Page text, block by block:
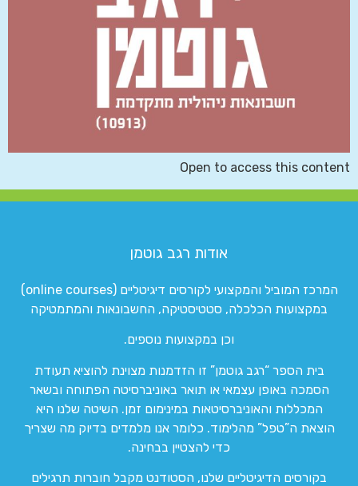
Open to access this content
אודות רגב גוטמן
המרכז המוביל והמקצועי לקורסים דיגיטליים (online courses)
במקצועות הכלכלה, סטטיסטיקה, החשבונאות והמתמטיקה
וכן במקצועות נוספים.
בית הספר “רגב גוטמן” זו הזדמנות מצוינת להוציא תעודת
הסמכה באופן עצמאי או תואר באוניברסיטה הפתוחה ובשאר
המכללות והאוניברסיטאות במינימום זמן. השיטה שלנו היא
הוצאת ה”טפל” מהלימוד. כלומר אנו מלמדים בדיוק מה שצריך
כדי להצטיין בבחינה.
בקורסים הדיגיטליים שלנו, הסטודנט מקבל חוברות תרגילים